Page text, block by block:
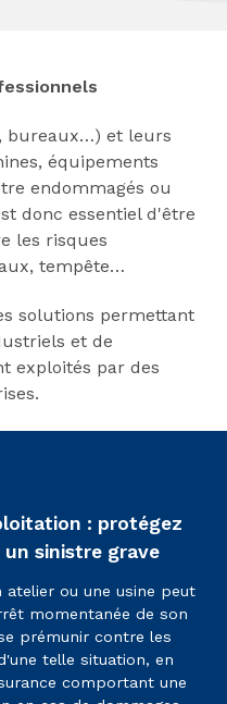
bureaux…) et leurs
équipements
endommagés ou
donc essentiel d'être
les risques
tempête…
solutions permettant
et de
exploités par des
: protégez
sinistre grave
ou une usine peut
momentanée de son
prémunir contre les
telle situation, en
comportant une